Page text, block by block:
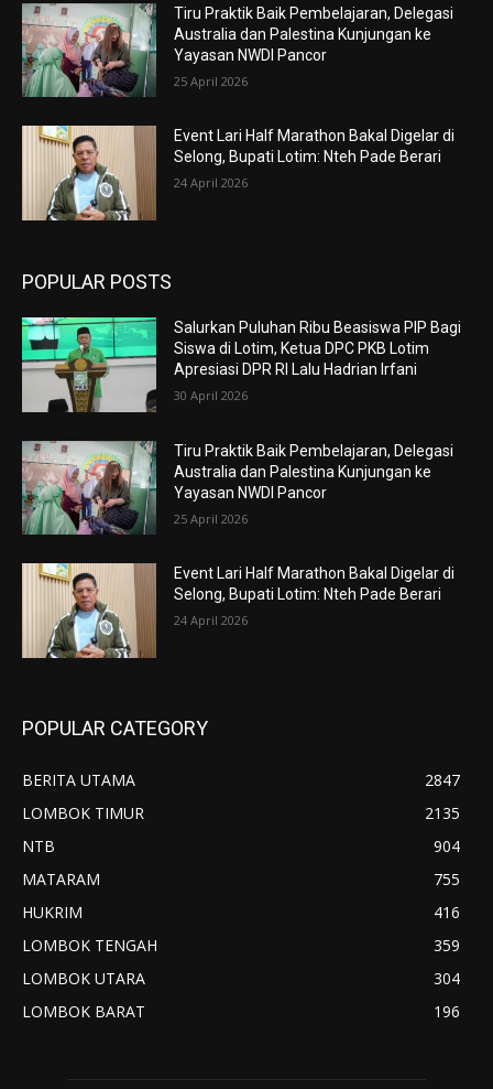
Tiru Praktik Baik Pembelajaran, Delegasi
Australia dan Palestina Kunjungan ke
Yayasan NWDI Pancor
25 April 2026
Event Lari Half Marathon Bakal Digelar di
Selong, Bupati Lotim: Nteh Pade Berari
24 April 2026
POPULAR POSTS
Salurkan Puluhan Ribu Beasiswa PIP Bagi
Siswa di Lotim, Ketua DPC PKB Lotim
Apresiasi DPR RI Lalu Hadrian Irfani
30 April 2026
Tiru Praktik Baik Pembelajaran, Delegasi
Australia dan Palestina Kunjungan ke
Yayasan NWDI Pancor
25 April 2026
Event Lari Half Marathon Bakal Digelar di
Selong, Bupati Lotim: Nteh Pade Berari
24 April 2026
POPULAR CATEGORY
BERITA UTAMA
2847
LOMBOK TIMUR
2135
NTB
904
MATARAM
755
HUKRIM
416
LOMBOK TENGAH
359
LOMBOK UTARA
304
LOMBOK BARAT
196